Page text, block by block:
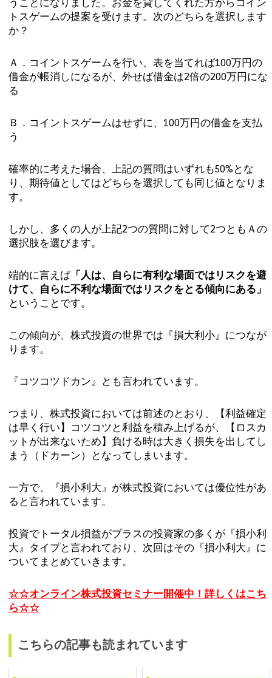
うことになりました。お金を貸してくれた方からコイン
トスゲームの提案を受けます。次のどちらを選択します
か？
Ａ．コイントスゲームを行い、表を当てれば100万円の
借金が帳消しになるが、外せば借金は2倍の200万円にな
る
Ｂ．コイントスゲームはせずに、100万円の借金を支払
う
確率的に考えた場合、上記の質問はいずれも50%とな
り、期待値としてはどちらを選択しても同じ値となりま
す。
しかし、多くの人が上記2つの質問に対して2つともＡの
選択肢を選びます。
端的に言えば「人は、自らに有利な場面ではリスクを避
けて、自らに不利な場面ではリスクをとる傾向にある」
ということです。
この傾向が、株式投資の世界では『損大利小』につなが
ります。
『コツコツドカン』とも言われています。
つまり、株式投資においては前述のとおり、【利益確定
は早く行い】コツコツと利益を積み上げるが、【ロスカ
ットが出来ないため】負ける時は大きく損失を出してし
まう（ドカーン）となってしまいます。
一方で、『損小利大』が株式投資においては優位性があ
ると言われています。
投資でトータル損益がプラスの投資家の多くが『損小利
大』タイプと言われており、次回はその『損小利大』に
ついてまとめていきます。
☆☆オンライン株式投資セミナー開催中！詳しくはこち
ら☆☆
こちらの記事も読まれています